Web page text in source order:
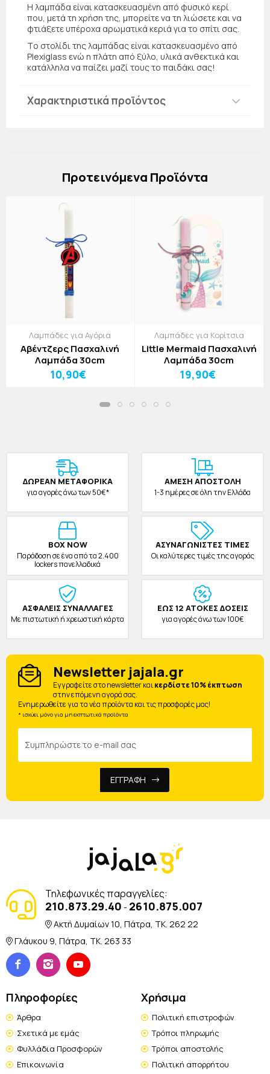
Η λαμπάδα είναι κατασκευασμένη από φυσικό κερί
που, μετά τη χρήση της, μπορείτε να τη λιώσετε και να
φτιάξετε υπέροχα αρωματικά κεριά για το σπίτι σας.
Τo στολίδι της λαμπάδας είναι κατασκευασμένο από
Plexiglass ενώ η πλάτη από ξύλο, υλικά ανθεκτικά και
κατάλληλα να παίζει μαζί τους το παιδάκι σας!
Χαρακτηριστικά προϊόντος
Πρoτεινόμενα Προϊόντα
Λαμπάδες για Αγόρια
Αβέντζερς Πασχαλινή
Λαμπάδα 30cm
10,90€
Λαμπάδες για Κορίτσια
Little Mermaid Πασχαλινή
Λαμπάδα 30cm
19,90€
ΔΩΡΕAΝ ΜΕΤΑΦΟΡΙΚΑ
για αγορές άνω των 50€*
ΑΜΕΣΗ ΑΠΟΣΤΟΛΗ
1-3 ημέρες σε όλη την Ελλάδα
BOX NOW
Παράδοση σε ένα από τα 2.400
lockers πανελλαδικά
ΑΣΥΝΑΓΩΝΙΣΤΕΣ ΤΙΜΕΣ
Οι καλύτερες τιμές της αγοράς
ΑΣΦΑΛΕΙΣ ΣΥΝΑΛΛΑΓΕΣ
Με πιστωτική ή χρεωστική κάρτα
ΕΩΣ 12 ΑΤΟΚΕΣ ΔΟΣΕΙΣ
για αγορές άνω των 100€
Newsletter jajala.gr
Eγγραφείτε στο newsletter καικερδίστε 10% έκπτωση
στην επόμενη αγορά σας.
Ενημερωθείτε για τα νέα προϊόντα και τις προσφορές μας!
* ισχύει μόνο για μη εκπτωτικά προϊόντα
ΕΓΓΡΑΦΗ
Τηλεφωνικές παραγγελίες:
210.873.29.40 - 2610.875.007
Ακτή Δυμαίων 10, Πάτρα, TK. 262 22
Γλάυκου 9, Πάτρα, TK. 263 33
Πληροφορίες
Άρθρα
Σχετικά με εμάς
Φυλλάδια Προσφορών
Επικοινωνία
Χρήσιμα
Πολιτική επιστροφών
Τρόποι πληρωμής
Τρόποι αποστολής
Πολιτική απορρήτου